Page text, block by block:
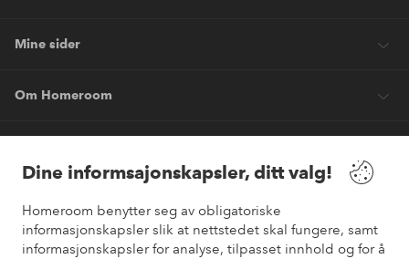
Dine informsajonskapsler, ditt valg!
Homeroom benytter seg av obligatoriske
informasjonskapsler slik at nettstedet skal fungere, samt
informasjonskapsler for analyse, tilpasset innhold og for å
Mine sider
Om Homeroom
Venner